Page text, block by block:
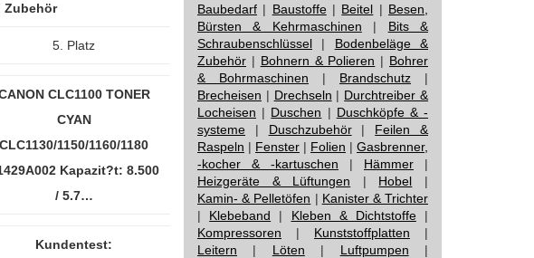
Zubehör
5. Platz
CLC1100 TONER
CYAN
CLC1130/1150/1160/1180
Kapazit?t: 8.500
/ 5.7…
Kundentest:
Baubedarf | Baustoffe| Beitel | Besen,
Bürsten & Kehrmaschinen | Bits &
Schraubenschlüssel | Bodenbeläge &
Zubehör | Bohnern & Polieren | Bohrer
& Bohrmaschinen | Brandschutz |
Brecheisen | Drechseln | Durchtreiber &
Locheisen | Duschen | Duschköpfe & -
systeme | Duschzubehör| Feilen &
Raspeln | Fenster | Folien | Gasbrenner,
-kocher & -kartuschen | Hämmer |
Heizgeräte & Lüftungen | Hobel |
Kamin- & Pelletöfen | Kanister & Trichter
| Klebeband | Kleben & Dichtstoffe|
Kompressoren | Kunststoffplatten |
Leitern | Löten | Luftpumpen |